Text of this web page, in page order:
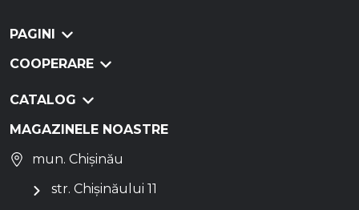
PAGINI
COOPERARE
CATALOG
MAGAZINELE NOASTRE
mun. Chișinău
str. Chișinăului 11